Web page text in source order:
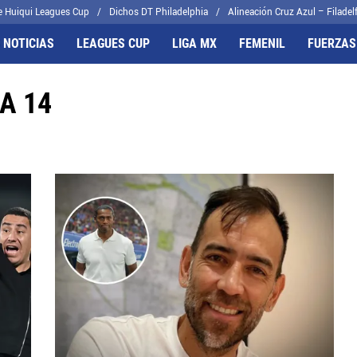
Huiqui Leagues Cup Dichos DT Philadelphia Alineación Cruz Azul –
LEAGUES CUP LIGA MX FEMENIL
14